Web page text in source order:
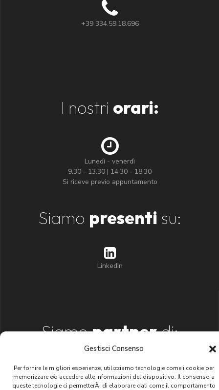
Gestisci Consenso
Per fornire le migliori esperienze, utilizziamo tecnologie come i cookie per
memorizzare e/o accedere alle informazioni del dispositivo. Il consenso a
queste tecnologie ci permetterÃ di elaborare dati come il comportamento
+39 334.59.18.696
I nostri orari:
Lunedì - venerdì
9.30 - 13.30 | 14.30 - 18.30
Si riceve previo appuntamento
Siamo presenti su:
LinkedIn
Siamopartnerdi: